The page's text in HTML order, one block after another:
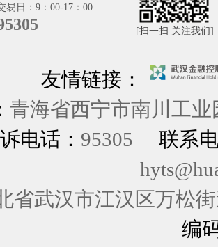
易日：9：00-17：00
[扫一扫 关注我们]
友情链接：
青海省西宁市南川工
诉电话： 95305
联系
省武汉市江汉区万松
编